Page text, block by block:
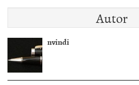
Autor
nvindi